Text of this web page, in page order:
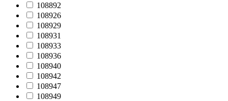
108892
108926
108929
108931
108933
108936
108940
108942
108947
108949